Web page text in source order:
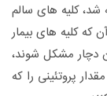
شد، کلیه های سالم
که کلیه های بیمار
دچار مشکل شوند،
پروتئینی را که